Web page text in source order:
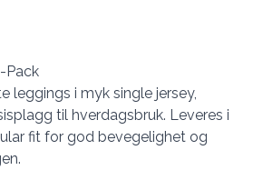
Pack
leggings i myk single jersey,
til hverdagsbruk. Leveres i
fit for god bevegelighet og